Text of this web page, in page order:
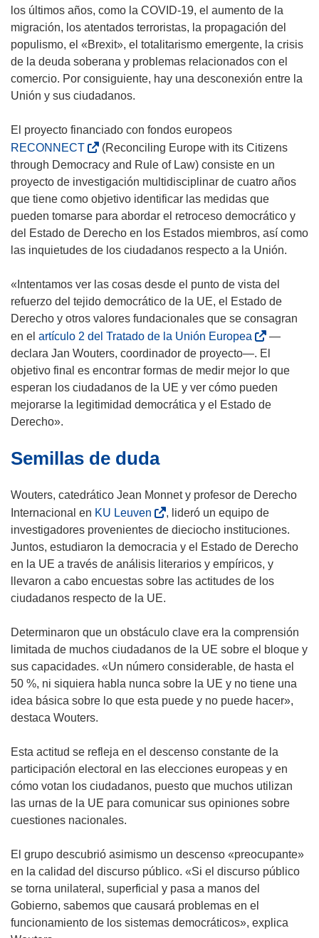
los últimos años, como la COVID-19, el aumento de la
migración, los atentados terroristas, la propagación del
populismo, el «Brexit», el totalitarismo emergente, la crisis
de la deuda soberana y problemas relacionados con el
comercio. Por consiguiente, hay una desconexión entre la
Unión y sus ciudadanos.
El proyecto financiado con fondos europeos
RECONNECT(
s
e
a
b
r
i
á
e
n
u
n
a
n
u
e
a
n
(Reconciling Europe with its Citizens
through Democracy and Rule of Law) consiste en un
proyecto de investigación multidisciplinar de cuatro años
que tiene como objetivo identificar las medidas que
pueden tomarse para abordar el retroceso democrático y
del Estado de Derecho en los Estados miembros, así como
las inquietudes de los ciudadanos respecto a la Unión.
«Intentamos ver las cosas desde el punto de vista del
refuerzo del tejido democrático de la UE, el Estado de
Derecho y otros valores fundacionales que se consagran
en el artículo 2 del Tratado de la Unión Europea
s
e
a
b
e
n
a
v
e
n
—
declara Jan Wouters, coordinador de proyecto—. El
objetivo final es encontrar formas de medir mejor lo que
esperan los ciudadanos de la UE y ver cómo pueden
mejorarse la legitimidad democrática y el Estado de
Derecho».
Semillas de duda
Wouters, catedrático Jean Monnet y profesor de Derecho
Internacional en KU Leuven
s
e
a
b
r
r
á
e
n
u
n
u
e
v
e
n
t
a
n
, lideró un equipo de
investigadores provenientes de dieciocho instituciones.
Juntos, estudiaron la democracia y el Estado de Derecho
en la UE a través de análisis literarios y empíricos, y
llevaron a cabo encuestas sobre las actitudes de los
ciudadanos respecto de la UE.
Determinaron que un obstáculo clave era la comprensión
limitada de muchos ciudadanos de la UE sobre el bloque y
sus capacidades. «Un número considerable, de hasta el
50 %, ni siquiera habla nunca sobre la UE y no tiene una
idea básica sobre lo que esta puede y no puede hacer»,
destaca Wouters.
Esta actitud se refleja en el descenso constante de la
participación electoral en las elecciones europeas y en
cómo votan los ciudadanos, puesto que muchos utilizan
las urnas de la UE para comunicar sus opiniones sobre
cuestiones nacionales.
El grupo descubrió asimismo un descenso «preocupante»
en la calidad del discurso público. «Si el discurso público
se torna unilateral, superficial y pasa a manos del
Gobierno, sabemos que causará problemas en el
funcionamiento de los sistemas democráticos», explica